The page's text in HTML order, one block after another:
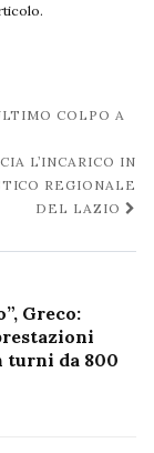
COLPO A
L’INCARICO IN
REGIONALE
DEL LAZIO
Greco:
turni da 800